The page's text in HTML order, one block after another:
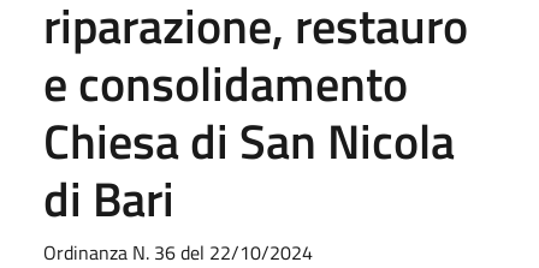
riparazione, restauro
e consolidamento
Chiesa di San Nicola
di Bari
Ordinanza N. 36 del 22/10/2024